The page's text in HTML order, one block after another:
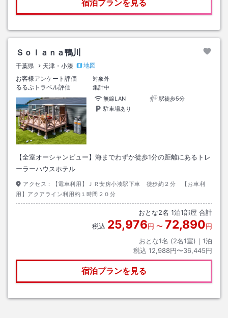
宿泊プランを見る
Ｓｏｌａｎａ鴨川
千葉県 天津・小湊
地図
お客様アンケート評価
対象外
るるぶトラベル評価
集計中
無線LAN
駅徒歩5分
駐車場あり
【全室オーシャンビュー】海までわずか徒歩1分の距離にあるトレ
ーラーハウスホテル
アクセス：
【電車利用】ＪＲ安房小湊駅下車 徒歩約２分 【お車利
用】アクアライン利用約１時間２０分
おとな2名 1泊1部屋 合計
税込 25,976円 〜 72,890円
おとな1名 (2名1室)｜ 1泊
税込 12,988円〜36,445円
宿泊プランを見る